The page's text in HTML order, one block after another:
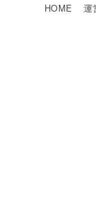
HOME 運